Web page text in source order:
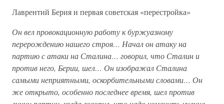
Лаврентий Берия и первая советская «перестройка»
Он вел провокационную работу к буржуазному
перерождению нашего строя… Начал он атаку на
партию с атаки на Сталина… говорил, что Сталин и
против него, Берии, шел… Он изображал Сталина
самыми неприятными, оскорбительными словами… Он
же открыто, особенно последнее время, шел против